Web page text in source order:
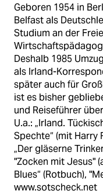
Geboren 1954 in
Belfast als
Studium an der
Deshalb 1985
als Irland-
später auch für
ist es bisher
und Reiseführer
U.a.: „Irland.
Spechte“ (mit Harry
„Der gläserne
"Zocken mit Jesus"
Blues“ (Rotbuch),
www.sotscheck.net